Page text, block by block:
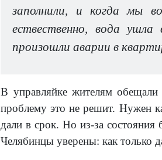
заполнили, и когда мы
ествественно, вода
произошли аварии в
В управляйке жителям
проблему это не решит. Нужен
дали в срок. Но из-за состояния
Челябинцы уверены: как только